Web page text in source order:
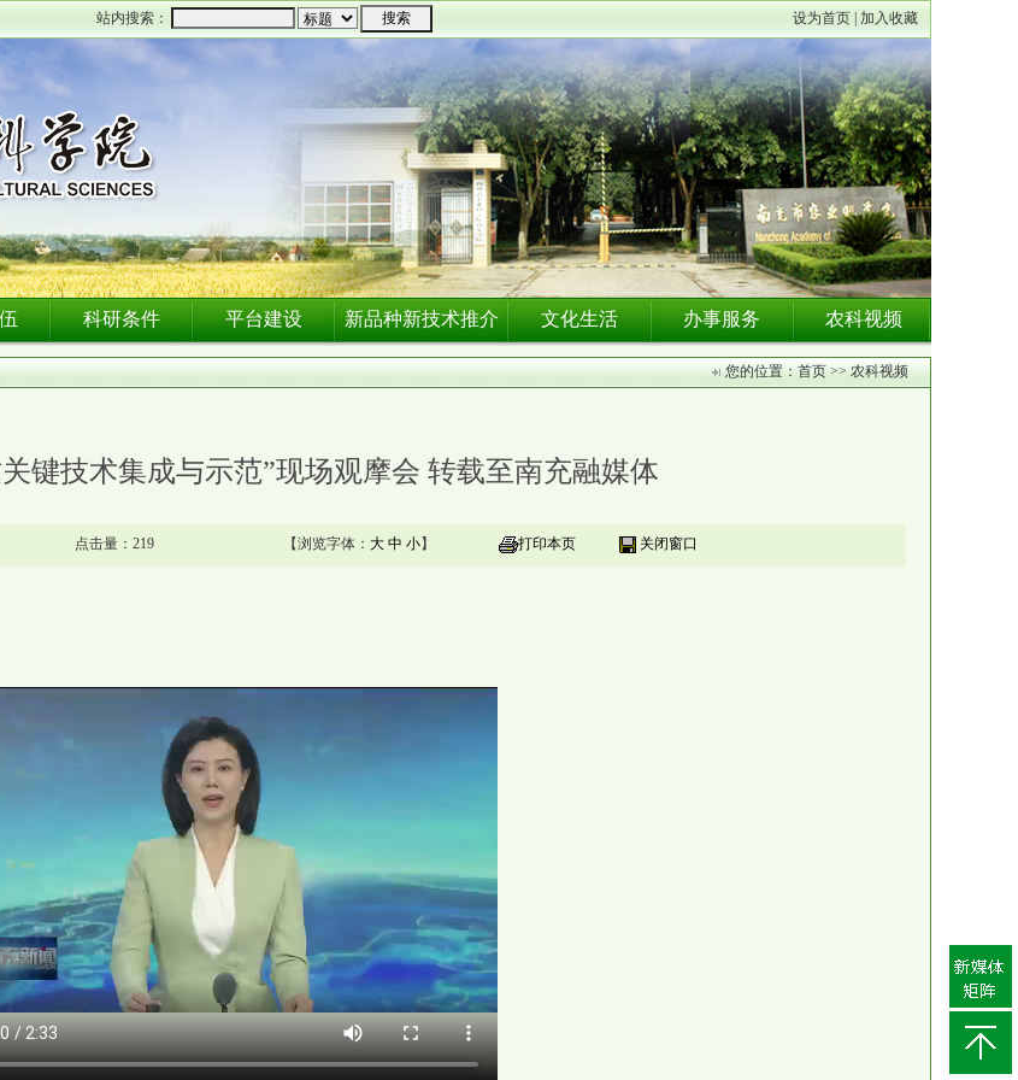
站内搜索： 设为首页 | 加入收藏
科研条件 平台建设 新品种新技术推介 文化生活 办事服务 农科视频
您的位置：首页 >> 农科视频
键技术集成与示范”现场观摩会 转载至南充融媒体
点击量：219 【浏览字体： 大 中 小】 打印本页 关闭窗口